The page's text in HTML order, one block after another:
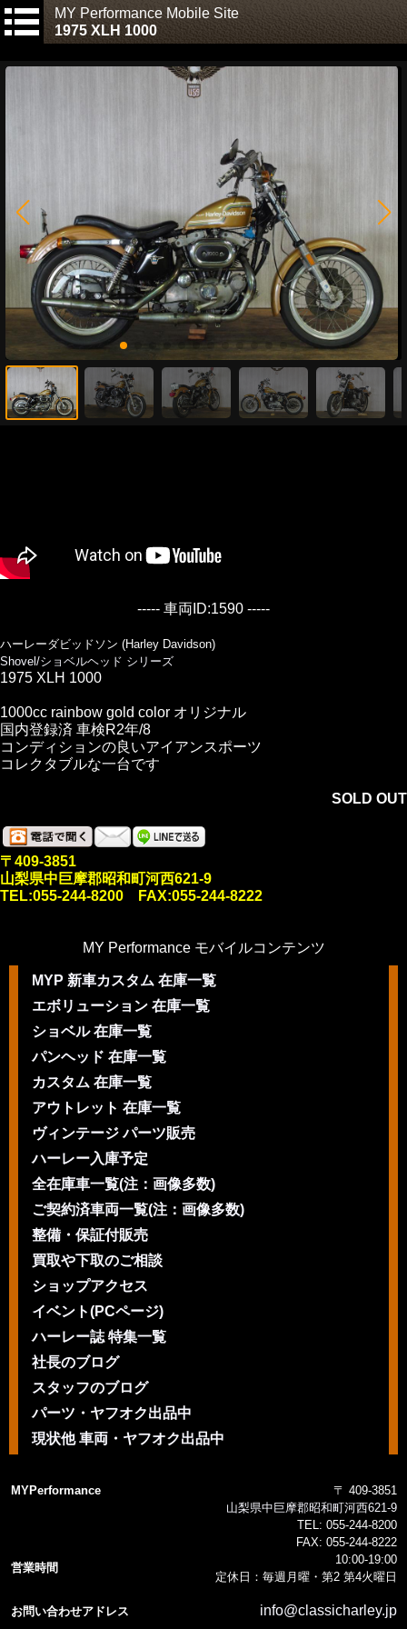
MY Performance Mobile Site
1975 XLH 1000
----- 車両ID:1590 -----
ハーレーダビッドソン (Harley Davidson)
Shovel/ショベルヘッド シリーズ
1975 XLH 1000
1000cc rainbow gold color オリジナル
国内登録済 車検R2年/8
コンディションの良いアイアンスポーツ
コレクタブルな一台です
SOLD OUT
〒409-3851
山梨県中巨摩郡昭和町河西621-9
TEL:055-244-8200 FAX:055-244-8222
MY Performance モバイルコンテンツ
MYP 新車カスタム 在庫一覧
エボリューション 在庫一覧
ショベル 在庫一覧
パンヘッド 在庫一覧
カスタム 在庫一覧
アウトレット 在庫一覧
ヴィンテージ パーツ販売
ハーレー入庫予定
全在庫車一覧(注：画像多数)
ご契約済車両一覧(注：画像多数)
整備・保証付販売
買取や下取のご相談
ショップアクセス
イベント(PCページ)
ハーレー誌 特集一覧
社長のブログ
スタッフのブログ
パーツ・ヤフオク出品中
現状他 車両・ヤフオク出品中
MYPerformance
〒 409-3851
山梨県中巨摩郡昭和町河西621-9
TEL: 055-244-8200
FAX: 055-244-8222
営業時間
10:00-19:00
定休日：毎週月曜・第2 第4火曜日
お問い合わせアドレス info@classicharley.jp